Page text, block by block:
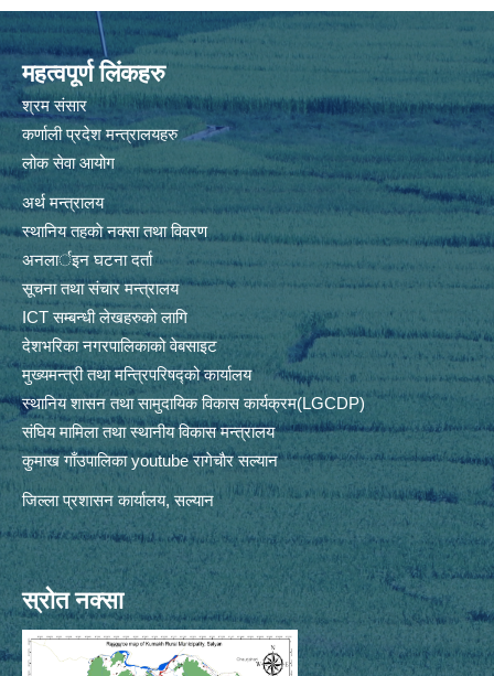
महत्वपूर्ण लिंकहरु
श्रम संसार
कर्णाली प्रदेश मन्त्रालयहरु
लोक सेवा आयोग
अर्थ मन्त्रालय
स्थानिय तहकाे नक्सा तथा विवरण
अनलार्इन घटना दर्ता
सूचना तथा संचार मन्त्रालय
ICT सम्बन्धी लेखहरुको लागि
देशभरिका नगरपालिकाको वेबसाइट
मुख्यमन्त्री तथा मन्त्रिपरिषद्को कार्यालय
स्थानिय शासन तथा सामुदायिक विकास कार्यक्रम(LGCDP)
संघिय मामिला तथा स्थानीय विकास मन्त्रालय
कुमाख गाँउपालिका youtube रागेचाैर सल्यान
जिल्ला प्रशासन कार्यालय, सल्यान
स्रोत नक्सा